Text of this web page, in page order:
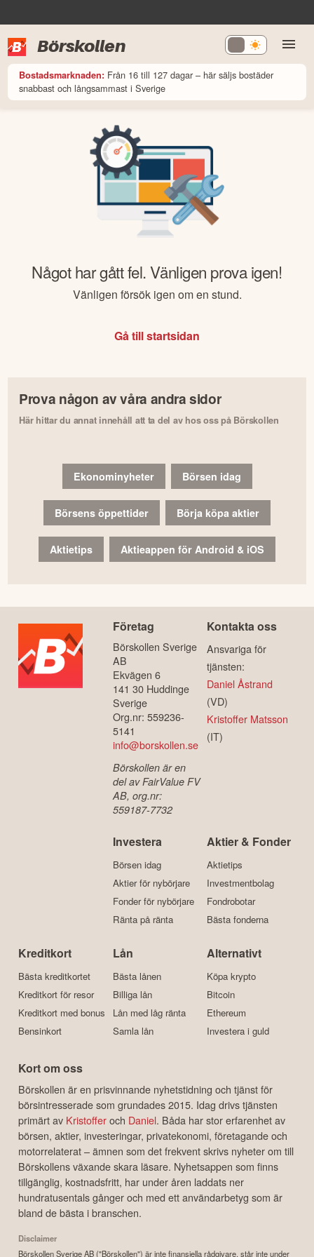
Börskollen
Bostadsmarknaden: Från 16 till 127 dagar – här säljs bostäder
snabbast och långsammast i Sverige
Något har gått fel. Vänligen prova igen!
Vänligen försök igen om en stund.
Gå till startsidan
Prova någon av våra andra sidor
Här hittar du annat innehåll att ta del av hos oss på Börskollen
Ekonominyheter Börsen idag
Börsens öppettider Börja köpa aktier
Aktietips Aktieappen för Android & iOS
Företag
Börskollen Sverige
AB
Ekvägen 6
141 30 Huddinge
Sverige
Org.nr: 559236-
5141
info@borskollen.se
Börskollen är en
del av FairValue FV
AB, org.nr:
559187-7732
Kontakta oss
Ansvariga för
tjänsten:
Daniel Åstrand
(VD)
Kristoffer Matsson
(IT)
Investera
Börsen idag
Aktier för nybörjare
Fonder för nybörjare
Ränta på ränta
Aktier & Fonder
Aktietips
Investmentbolag
Fondrobotar
Bästa fonderna
Kreditkort
Bästa kreditkortet
Kreditkort för resor
Kreditkort med bonus
Bensinkort
Lån
Bästa lånen
Billiga lån
Lån med låg ränta
Samla lån
Alternativt
Köpa krypto
Bitcoin
Ethereum
Investera i guld
Kort om oss
Börskollen är en prisvinnande nyhetstidning och tjänst för
börsintresserade som grundades 2015. Idag drivs tjänsten
primärt av Kristofferoch Daniel. Båda har stor erfarenhet av
börsen, aktier, investeringar, privatekonomi, företagande och
motorrelaterat – ämnen som det frekvent skrivs nyheter om till
Börskollens växande skara läsare. Nyhetsappen som finns
tillgänglig, kostnadsfritt, har under åren laddats ner
hundratusentals gånger och med ett användarbetyg som är
bland de bästa i branschen.
Disclaimer
Börskollen Sverige AB ("Börskollen") är inte finansiella rådgivare, står inte under